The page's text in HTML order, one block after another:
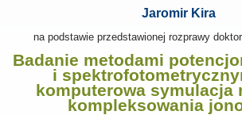
Jaromir Kira
na podstawie przedstawionej rozprawy
Badanie metodami
i
komputerowa symulacja
kompleksowania